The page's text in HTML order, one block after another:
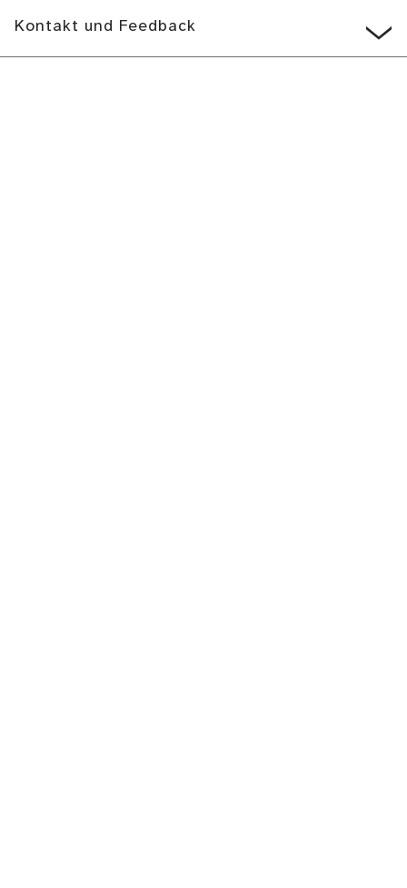
Kontakt und Feedback